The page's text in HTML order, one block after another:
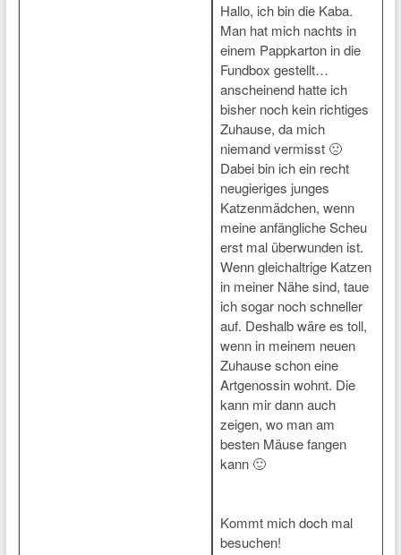
Hallo, ich bin die Kaba.
Man hat mich nachts in
einem Pappkarton in die
Fundbox gestellt…
anscheinend hatte ich
bisher noch kein richtiges
Zuhause, da mich
niemand vermisst 🙁
Dabei bin ich ein recht
neugieriges junges
Katzenmädchen, wenn
meine anfängliche Scheu
erst mal überwunden ist.
Wenn gleichaltrige Katzen
in meiner Nähe sind, taue
ich sogar noch schneller
auf. Deshalb wäre es toll,
wenn in meinem neuen
Zuhause schon eine
Artgenossin wohnt. Die
kann mir dann auch
zeigen, wo man am
besten Mäuse fangen
kann 🙂
Kommt mich doch mal
besuchen!